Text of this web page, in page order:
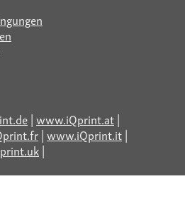
|www.iQprint.at|
|www.iQprint.it|
|